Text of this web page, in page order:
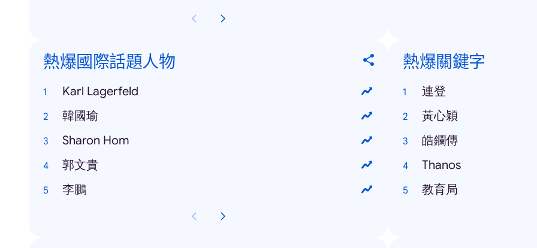
熱爆國際話題人物
Karl Lagerfeld
韓國瑜
Sharon Hom
郭文貴
李鵬
熱爆關鍵字
連登
黃心穎
皓鑭傳
Thanos
教育局